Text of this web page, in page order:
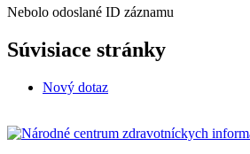
Nebolo odoslané ID záznamu
Súvisiace stránky
Nový dotaz